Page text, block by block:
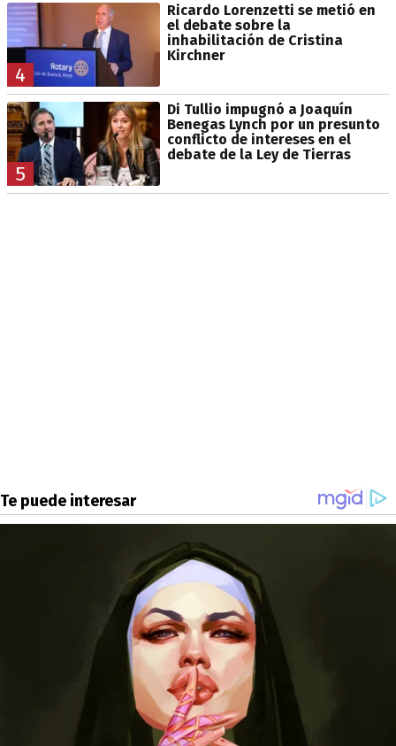
4
Ricardo Lorenzetti se metió en
el debate sobre la
inhabilitación de Cristina
Kirchner
5
Di Tullio impugnó a Joaquín
Benegas Lynch por un presunto
conflicto de intereses en el
debate de la Ley de Tierras